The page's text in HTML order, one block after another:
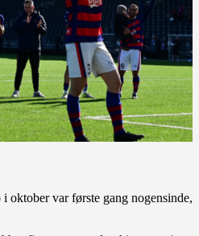
i oktober var første gang nogensinde,